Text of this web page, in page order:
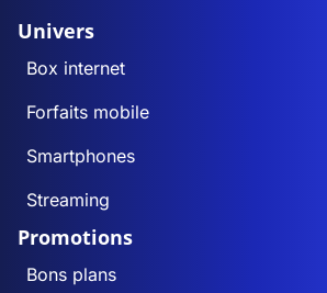
Univers
Box internet
Forfaits mobile
Smartphones
Streaming
Promotions
Bons plans